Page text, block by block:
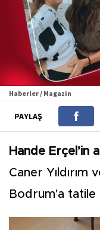
Haberler / Magazin
PAYLAŞ
Hande Erçel’in
Caner Yıldırım
Bodrum'a tatile